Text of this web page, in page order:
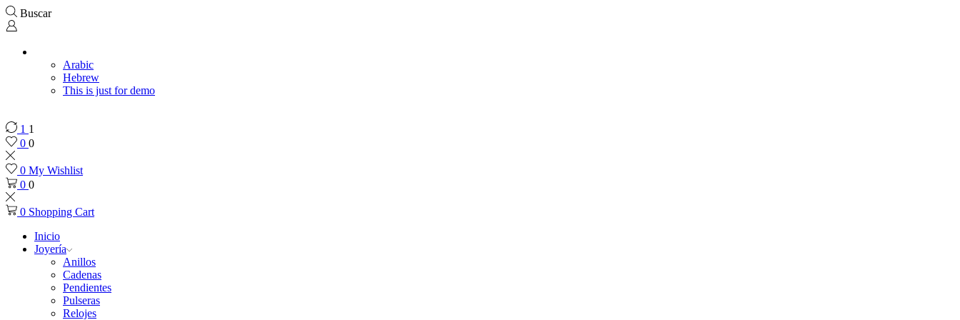
Buscar
Arabic
Hebrew
This is just for demo
1 1
0 0
0 My Wishlist
0 0
0 Shopping Cart
Inicio
Joyería
Anillos
Cadenas
Pendientes
Pulseras
Relojes